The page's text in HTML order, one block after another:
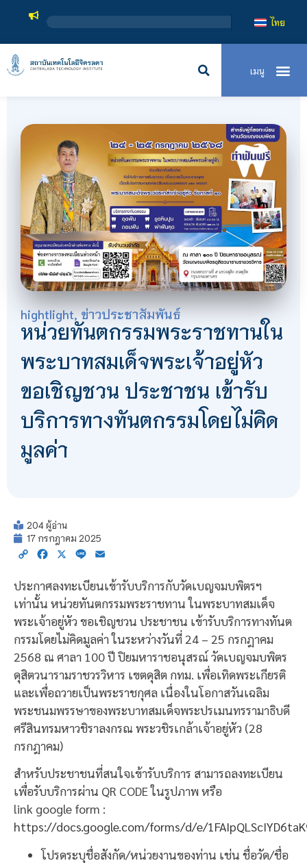
สถาบันเ
ไทย
hightlight,ข่าวประชาสัมพันธ์
หน่วยทันตกรรมพระราชทานใน
พระบาทสมเด็จพระเจ้าอยู่หัว
ขอเชิญชวน ประชาชน เข้ารับ
บริการทางทันตกรรมโดยไม่คิด
มูลค่า
204 ผู้อ่าน
17 กรกฎาคม 2025
Copy Facebook
X Line
ประกาศลงทะเบียนเข้ารับบริการกับวัดเบญจมบพิตรฯ
เท่านั้น หน่วยทันตกรรมพระราชทาน ในพระบาทสมเด็จ
พระเจ้าอยู่หัว ขอเชิญชวน ประชาชน เข้ารับบริการทางทันต
กรรมโดยไม่คิดมูลค่า ในระหว่างวันที่ 24 – 25 กรกฎาคม
2568 ณ ศาลา 100 ปี ปิยมหาราชอนุสรณ์ วัดเบญจมบพิตร
ดุสิตวนารามราชวรวิหาร เขตดุสิต กทม. เพื่อเทิดพระเกียรติ
และเพื่อถวายเป็นพระราชกุศล เนื่องในโอกาสวันเฉลิม
พระชนมพรรษาของพระบาทสมเด็จพระปรเมนทรรามาธิบดี
ศรีสินทรมหาวชิราลงกรณ พระวชิรเกล้าเจ้าอยู่หัว (28
กรกฎาคม)
สำหรับประชาชนที่สนใจเข้ารับบริการ สามารถลงทะเบียน
เพื่อรับบริการผ่าน QR CODE ในรูปภาพ หรือ
link google form :
https://docs.google.com/forms/d/e/
โปรดระบุชื่อสังกัด/หน่วยงานของท่าน เช่น ชื่อวัด/ชื่อ